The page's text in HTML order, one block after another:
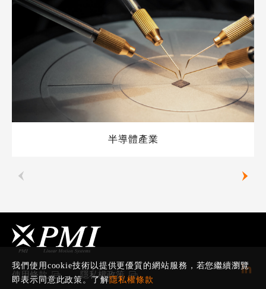
半導體產業
使用條款 隱私權政策
我們使用cookie技術以提供更優質的網站服務，若您繼續瀏覽
即表示同意此政策。了解隱私權條款